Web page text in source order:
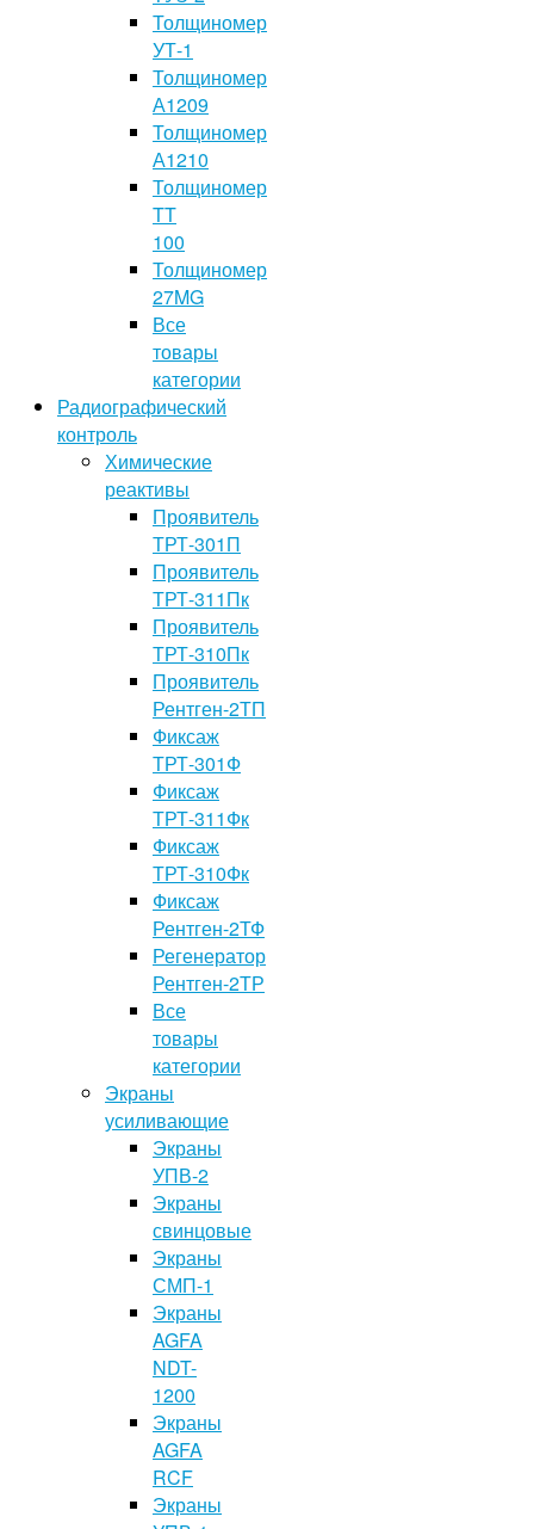
Толщиномер
УТ-1
Толщиномер
А1209
Толщиномер
А1210
Толщиномер
TT
100
Толщиномер
27MG
Все
товары
категории
Радиографический
контроль
Химические
реактивы
Проявитель
ТРТ-301П
Проявитель
ТРТ-311Пк
Проявитель
ТРТ-310Пк
Проявитель
Рентген-2ТП
Фиксаж
ТРТ-301Ф
Фиксаж
ТРТ-311Фк
Фиксаж
ТРТ-310Фк
Фиксаж
Рентген-2ТФ
Регенератор
Рентген-2ТР
Все
товары
категории
Экраны
усиливающие
Экраны
УПВ-2
Экраны
свинцовые
Экраны
СМП-1
Экраны
AGFA
NDT-
1200
Экраны
AGFA
RCF
Экраны